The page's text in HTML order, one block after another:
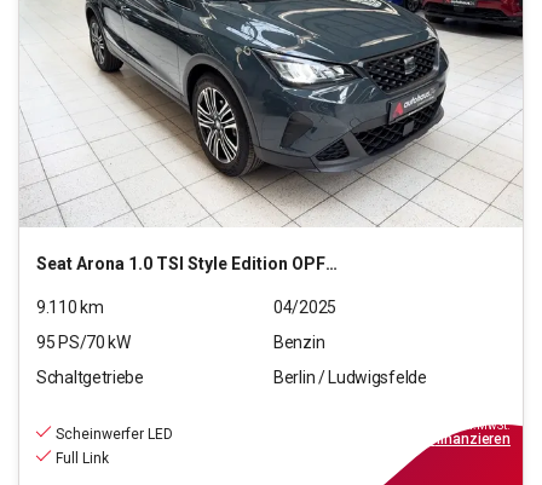
SeatArona 1.0 TSI Style Edition OPF (EURO 6e)
9.110 km
04/2025
95 PS/70 kW
Benzin
Schaltgetriebe
Berlin / Ludwigsfelde
Scheinwerfer LED
Full Link
inkl.MwSt.
finanzieren